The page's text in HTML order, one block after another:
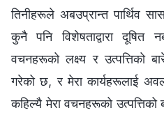
तिनीहरूले अबउप्रान्त पार्थिव
कुनै पनि विशेषताद्वारा दूषित
वचनहरूको लक्ष्य र उत्पत्तिको
गरेको छ, र मेरा कार्यहरूलाई
कहिल्यै मेरा वचनहरूको उत्पत्तिको